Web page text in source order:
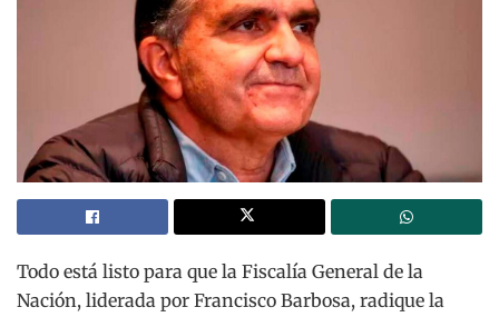
Todo está listo para que la Fiscalía General de la
Nación, liderada por Francisco Barbosa, radique la